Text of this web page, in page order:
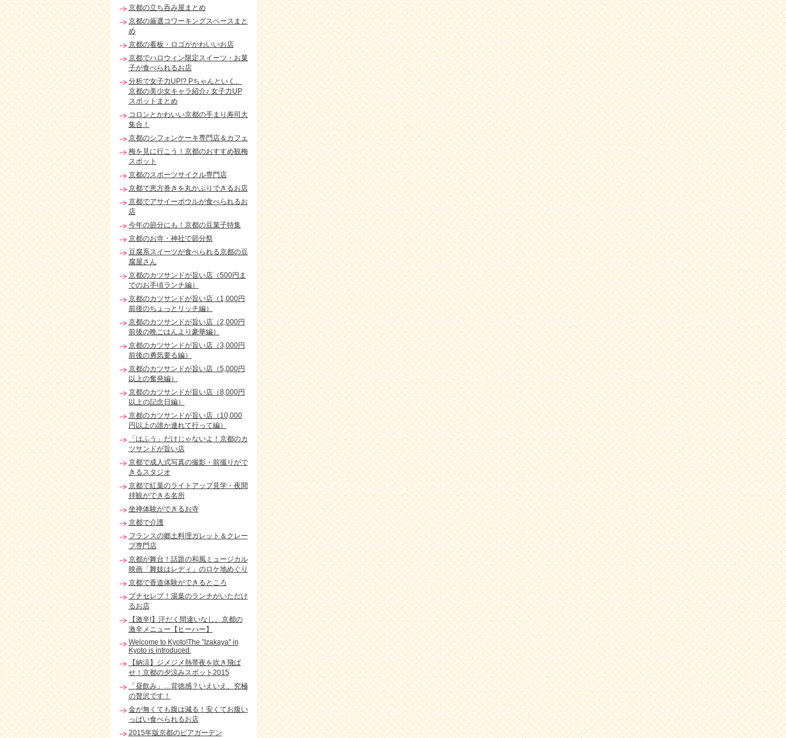
京都の立ち呑み屋まとめ
京都の厳選コワーキングスペースまと
め
京都の看板・ロゴがかわいいお店
京都でハロウィン限定スイーツ・お菓
子が食べられるお店
分析で女子力UP!? Pちゃんといく、
京都の美少女キャラ紹介♪ 女子力UP
スポットまとめ
コロンとかわいい京都の手まり寿司大
集合！
京都のシフォンケーキ専門店＆カフェ
梅を見に行こう！京都のおすすめ観梅
スポット
京都のスポーツサイクル専門店
京都で恵方巻きを丸かぶりできるお店
京都でアサイーボウルが食べられるお
店
今年の節分にも！京都の豆菓子特集
京都のお寺・神社で節分祭
豆腐系スイーツが食べられる京都の豆
腐屋さん
京都のカツサンドが旨い店（500円ま
でのお手頃ランチ編）
京都のカツサンドが旨い店（1,000円
前後のちょっとリッチ編）
京都のカツサンドが旨い店（2,000円
前後の晩ごはんより豪華編）
京都のカツサンドが旨い店（3,000円
前後の勇気要る編）
京都のカツサンドが旨い店（5,000円
以上の奮発編）
京都のカツサンドが旨い店（8,000円
以上の記念日編）
京都のカツサンドが旨い店（10,000
円以上の誰か連れて行って編）
「はふう」だけじゃないよ！京都のカ
ツサンドが旨い店
京都で成人式写真の撮影・前撮りがで
きるスタジオ
京都で紅葉のライトアップ見学・夜間
拝観ができる名所
坐禅体験ができるお寺
京都で介護
フランスの郷土料理ガレット＆クレー
プ専門店
京都が舞台！話題の和風ミュージカル
映画「舞妓はレディ」のロケ地めぐり
京都で香道体験ができるところ
プチセレブ！湯葉のランチがいただけ
るお店
【激辛!】汗だく間違いなし。京都の
激辛メニュー【ヒーハー】
Welcome to Kyoto!The ”Izakaya" in
Kyoto is introduced.
【納涼】ジメジメ熱帯夜を吹き飛ば
せ！京都の夕涼みスポット2015
「昼飲み」…背徳感？いえいえ、究極
の贅沢です！
金が無くても腹は減る！安くてお腹い
っぱい食べられるお店
2015年版京都のビアガーデン